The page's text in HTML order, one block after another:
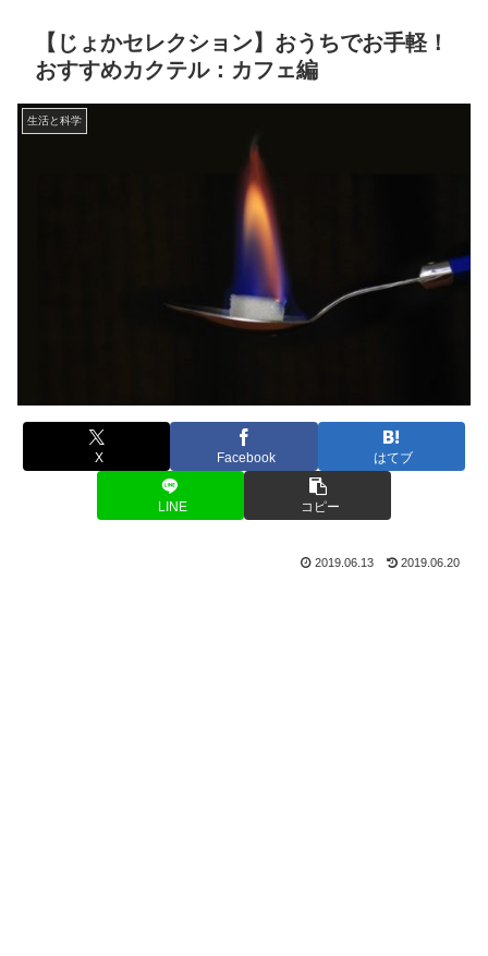
【じょかセレクション】おうちでお手軽！
おすすめカクテル：カフェ編
生活と科学
X Facebook はてブ
LINE コピー
2019.06.13 2019.06.20